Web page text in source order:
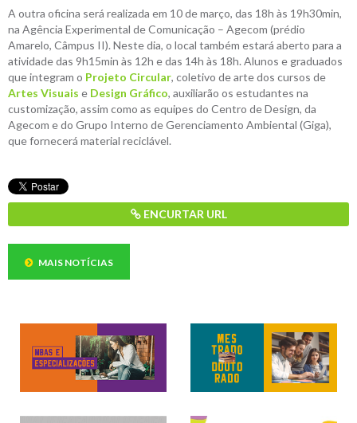
A outra oficina será realizada em 10 de março, das 18h às 19h30min,
na Agência Experimental de Comunicação – Agecom (prédio
Amarelo, Câmpus II). Neste dia, o local também estará aberto para a
atividade das 9h15min às 12h e das 14h às 18h. Alunos e graduados
que integram o Projeto Circular, coletivo de arte dos cursos de
Artes Visuais e Design Gráfico, auxiliarão os estudantes na
customização, assim como as equipes do Centro de Design, da
Agecom e do Grupo Interno de Gerenciamento Ambiental (Giga),
que fornecerá material reciclável.
ENCURTAR URL
MAIS NOTÍCIAS